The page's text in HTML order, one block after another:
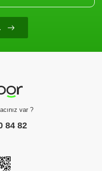
var ?
84 82